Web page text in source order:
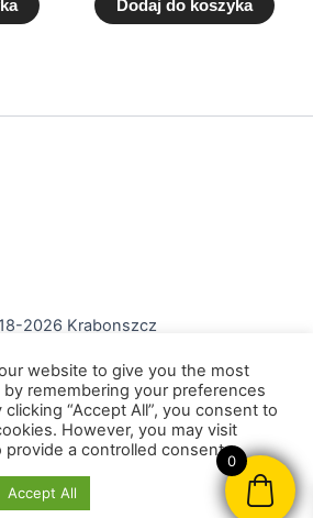
Dodaj do koszyka
2026 Krabonszcz
website to give you the most
remembering your preferences
“Accept All”, you consent to
However, you may visit
provide a controlled consent.
Accept All
0